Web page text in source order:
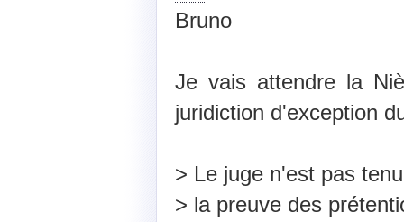
Bruno
Je vais attendre la
juridiction d'exception
> Le juge n'est pas
> la preuve des